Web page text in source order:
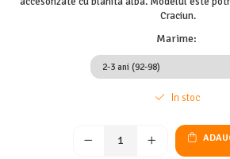
Craciun.
Marime:
In stoc